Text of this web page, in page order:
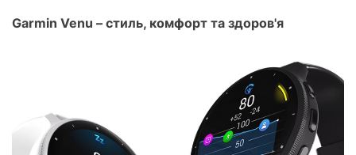
Garmin Venu – стиль, комфорт та здоров'я